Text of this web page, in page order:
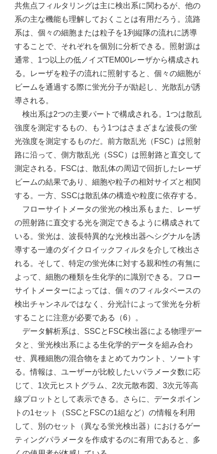
共焦点フィルタリングは主に検出系に関わるが、他の
系の主な機能も理解しておくことは有用だろう。流路
系は、個々の細胞または粒子を1列縦隊の流れに誘導
することで、それぞれを個別に分析できる。照射源は
通常、1つ以上の低ノイズTEM00レーザから構成され
る。レーザを粒子の流れに照射すると、個々の細胞が
ビームを通過する際に蛍光分子が励起し、光散乱が誘
導される。
検出系は2つの主要パートで構成される。1つは散乱
強度を測定するもの、もう1つはさまざまな波長の蛍
光強度を測定するものだ。前方散乱光（FSC）は照射
路に沿って、側方散乱光（SSC）は照射路と直交して
測定される。FSCは、散乱体の周辺で回折したレーザ
ビームの結果であり、細胞や粒子の相対サイズと相関
する。一方、SSCは散乱体の構造や粒度に依存する。
フローサイトメータの蛍光の検出系もまた、レーザ
の照射路に直交する光を測定できるように構成されて
いる。蛍光は、波長特異的な光検出器へシグナルを誘
導する一連のダイクロイックフィルタを介して検出さ
れる。そして、特定の蛍光体に対する親和性の有無に
よって、細胞の種類を生化学的に識別できる。フロー
サイトメーターによっては、個々のフィルタベースの
検出チャンネルではなく、分光計によって蛍光を分析
することに注意が必要である（6）。
データ解析系は、SSCとFSC検出器による物理デー
タと、蛍光検出系による生化学的データを組み合わ
せ、異種細胞の混合物をまとめてカウント、ソートす
る。情報は、ユーザーが比較したいパラメータ数に応
じて、1次元ヒストグラム、2次元散布図、3次元等高
線プロットとして表示できる。さらに、データポイン
トの1セット（SSCとFSCの1組など）の情報を利用
して、別のセット（異なる蛍光検出器）におけるゲー
ティングパラメータを作成するのに有用であると、多